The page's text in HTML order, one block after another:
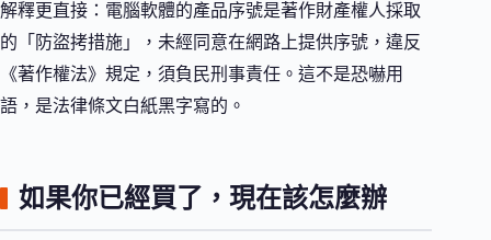
解釋更直接：電腦軟體的產品序號是著作財產權人採取
的「防盜拷措施」，未經同意在網路上提供序號，違反
《著作權法》規定，須負民刑事責任。這不是恐嚇用
語，是法律條文白紙黑字寫的。
如果你已經買了，現在該怎麼辦